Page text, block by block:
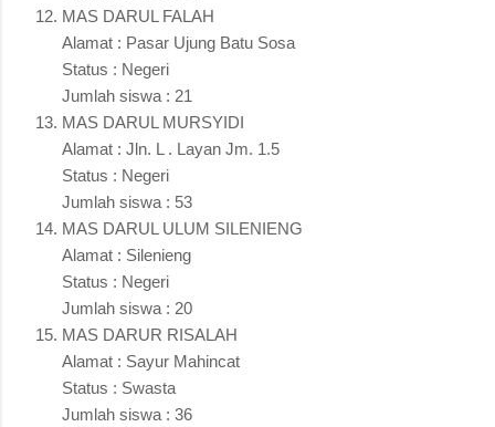
MAS DARUL FALAH
Alamat : Pasar Ujung Batu Sosa
Status : Negeri
Jumlah siswa : 21
MAS DARUL MURSYIDI
Alamat : Jln. L . Layan Jm. 1.5
Status : Negeri
Jumlah siswa : 53
MAS DARUL ULUM SILENIENG
Alamat : Silenieng
Status : Negeri
Jumlah siswa : 20
MAS DARUR RISALAH
Alamat : Sayur Mahincat
Status : Swasta
Jumlah siswa : 36